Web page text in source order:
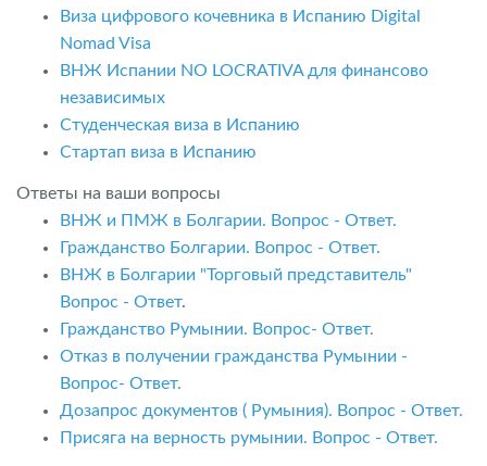
Виза цифрового кочевника в Испанию Digital
Nomad Visa
ВНЖ Испании NO LOCRATIVA для финансово
независимых
Студенческая виза в Испанию
Стартап виза в Испанию
Ответы на ваши вопросы
ВНЖ и ПМЖ в Болгарии. Вопрос - Ответ.
Гражданство Болгарии. Вопрос - Ответ.
ВНЖ в Болгарии "Торговый представитель"
Вопрос - Ответ.
Гражданство Румынии. Вопрос- Ответ.
Отказ в получении гражданства Румынии -
Вопрос- Ответ.
Дозапрос документов ( Румыния). Вопрос - Ответ.
Присяга на верность румынии. Вопрос - Ответ.